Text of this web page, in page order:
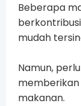
Beberapa
mudah
Namun,
makanan.